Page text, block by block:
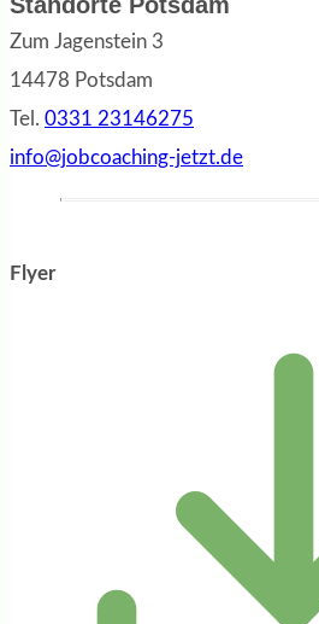
Zum Jagenstein 3
14478 Potsdam
Tel. 0331 23146275
info@jobcoaching-jetzt.de
Flyer